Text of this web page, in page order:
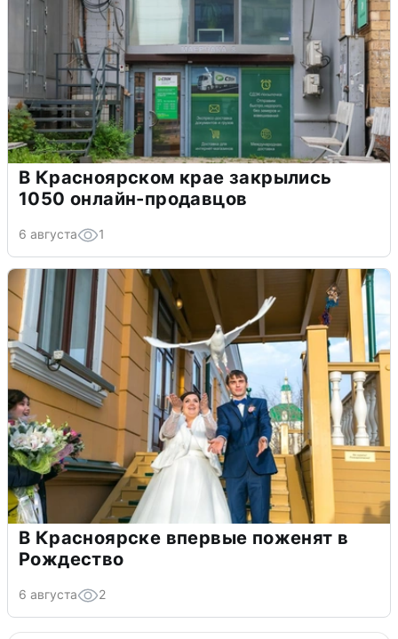
В Красноярском крае закрылись
1050 онлайн-продавцов
6 августа 1
В Красноярске впервые поженят в
Рождество
6 августа 2